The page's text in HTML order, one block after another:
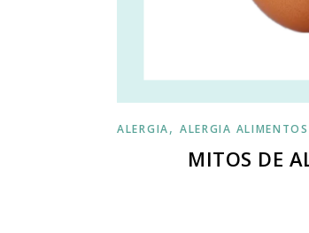
ALERGIA, ALERGIA ALIMENTOS
MITOS DE